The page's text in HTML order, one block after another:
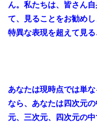
ん。私たちは、皆さん
て、見ることをお勧め
特異な表現を超えて見る
あなたは現時点では単
なら、あなたは四次元
元、三次元、四次元の